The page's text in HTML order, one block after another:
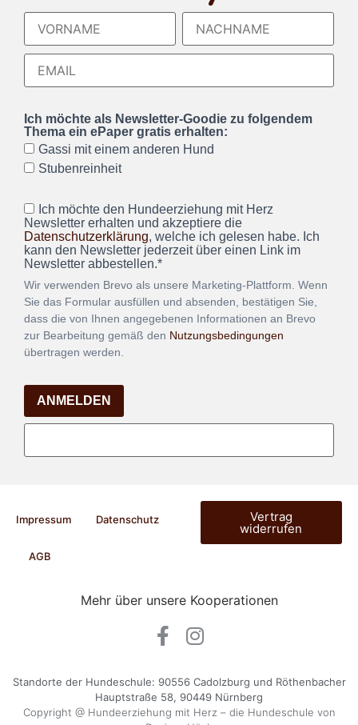
Ich möchte als Newsletter-Goodie zu folgendem
Thema ein ePaper gratis erhalten:
Gassi mit einem anderen Hund
Stubenreinheit
Ich möchte den Hundeerziehung mit Herz
Newsletter erhalten und akzeptiere die
Datenschutzerklärung, welche ich gelesen habe. Ich
kann den Newsletter jederzeit über einen Link im
Newsletter abbestellen.*
Wir verwenden Brevo als unsere Marketing-Plattform. Wenn
Sie das Formular ausfüllen und absenden, bestätigen Sie,
dass die von Ihnen angegebenen Informationen an Brevo
zur Bearbeitung gemäß den Nutzungsbedingungen
übertragen werden.
ANMELDEN
Impressum Datenschutz
AGB
Vertrag
widerrufen
Mehr über unsere Kooperationen
Standorte der Hundeschule: 90556 Cadolzburg und Röthenbacher
Hauptstraße 58, 90449 Nürnberg
Copyright @ Hundeerziehung mit Herz – die Hundeschule von